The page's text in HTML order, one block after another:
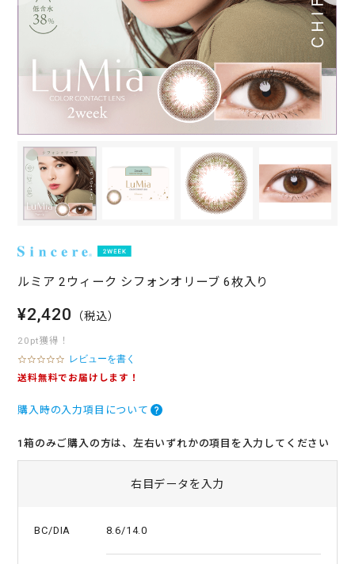
ルミア 2ウィーク シフォンオリーブ 6枚入り
¥2,420 （税込）
20pt獲得！
0
.
t
r
レビューを書く
送料無料でお届けします！
購入時の入力項目について
1箱のみご購入の方は、左右いずれかの項目を入力してください
右目データを入力
BC/DIA 8.6/14.0